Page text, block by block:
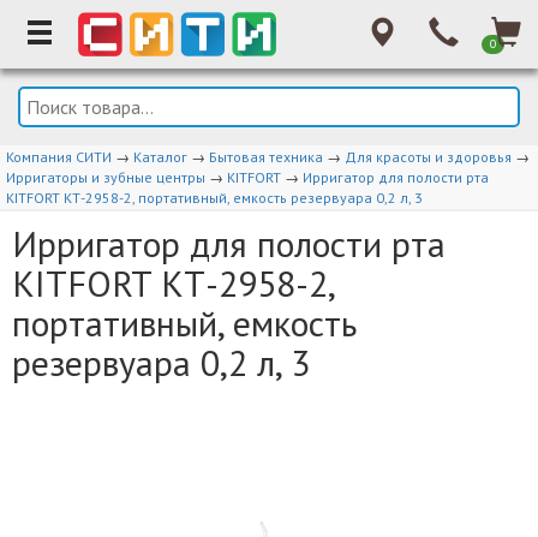
0
Компания СИТИ → Каталог → Бытовая техника → Для красоты и здоровья →
Ирригаторы и зубные центры → KITFORT → Ирригатор для полости рта
KITFORT КТ-2958-2, портативный, емкость резервуара 0,2 л, 3
Ирригатор для полости рта
KITFORT КТ-2958-2,
портативный, емкость
резервуара 0,2 л, 3